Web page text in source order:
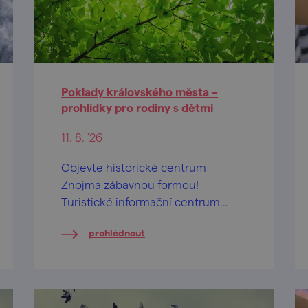
Poklady královského města –
prohlídky pro rodiny s dětmi
11. 8. '26
Objevte historické centrum
Znojma zábavnou formou!
Turistické informační centrum
letních prázdnin pravidelné
prohlédnout